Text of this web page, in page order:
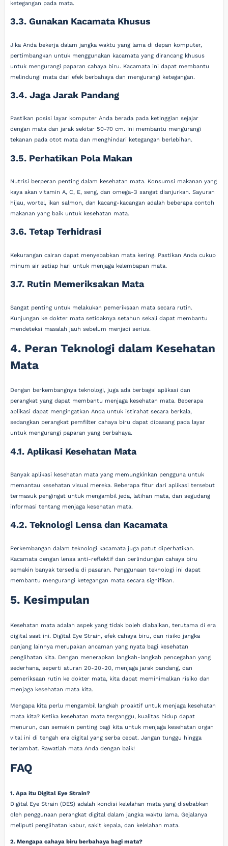
ketegangan pada mata.
3.3. Gunakan Kacamata Khusus
Jika Anda bekerja dalam jangka waktu yang lama di depan komputer,
pertimbangkan untuk menggunakan kacamata yang dirancang khusus
untuk mengurangi paparan cahaya biru. Kacamata ini dapat membantu
melindungi mata dari efek berbahaya dan mengurangi ketegangan.
3.4. Jaga Jarak Pandang
Pastikan posisi layar komputer Anda berada pada ketinggian sejajar
dengan mata dan jarak sekitar 50-70 cm. Ini membantu mengurangi
tekanan pada otot mata dan menghindari ketegangan berlebihan.
3.5. Perhatikan Pola Makan
Nutrisi berperan penting dalam kesehatan mata. Konsumsi makanan yang
kaya akan vitamin A, C, E, seng, dan omega-3 sangat dianjurkan. Sayuran
hijau, wortel, ikan salmon, dan kacang-kacangan adalah beberapa contoh
makanan yang baik untuk kesehatan mata.
3.6. Tetap Terhidrasi
Kekurangan cairan dapat menyebabkan mata kering. Pastikan Anda cukup
minum air setiap hari untuk menjaga kelembapan mata.
3.7. Rutin Memeriksakan Mata
Sangat penting untuk melakukan pemeriksaan mata secara rutin.
Kunjungan ke dokter mata setidaknya setahun sekali dapat membantu
mendeteksi masalah jauh sebelum menjadi serius.
4. Peran Teknologi dalam Kesehatan
Mata
Dengan berkembangnya teknologi, juga ada berbagai aplikasi dan
perangkat yang dapat membantu menjaga kesehatan mata. Beberapa
aplikasi dapat mengingatkan Anda untuk istirahat secara berkala,
sedangkan perangkat pemfilter cahaya biru dapat dipasang pada layar
untuk mengurangi paparan yang berbahaya.
4.1. Aplikasi Kesehatan Mata
Banyak aplikasi kesehatan mata yang memungkinkan pengguna untuk
memantau kesehatan visual mereka. Beberapa fitur dari aplikasi tersebut
termasuk pengingat untuk mengambil jeda, latihan mata, dan segudang
informasi tentang menjaga kesehatan mata.
4.2. Teknologi Lensa dan Kacamata
Perkembangan dalam teknologi kacamata juga patut diperhatikan.
Kacamata dengan lensa anti-reflektif dan perlindungan cahaya biru
semakin banyak tersedia di pasaran. Penggunaan teknologi ini dapat
membantu mengurangi ketegangan mata secara signifikan.
5. Kesimpulan
Kesehatan mata adalah aspek yang tidak boleh diabaikan, terutama di era
digital saat ini. Digital Eye Strain, efek cahaya biru, dan risiko jangka
panjang lainnya merupakan ancaman yang nyata bagi kesehatan
penglihatan kita. Dengan menerapkan langkah-langkah pencegahan yang
sederhana, seperti aturan 20-20-20, menjaga jarak pandang, dan
pemeriksaan rutin ke dokter mata, kita dapat meminimalkan risiko dan
menjaga kesehatan mata kita.
Mengapa kita perlu mengambil langkah proaktif untuk menjaga kesehatan
mata kita? Ketika kesehatan mata terganggu, kualitas hidup dapat
menurun, dan semakin penting bagi kita untuk menjaga kesehatan organ
vital ini di tengah era digital yang serba cepat. Jangan tunggu hingga
terlambat. Rawatlah mata Anda dengan baik!
FAQ
1. Apa itu Digital Eye Strain?
Digital Eye Strain (DES) adalah kondisi kelelahan mata yang disebabkan
oleh penggunaan perangkat digital dalam jangka waktu lama. Gejalanya
meliputi penglihatan kabur, sakit kepala, dan kelelahan mata.
2. Mengapa cahaya biru berbahaya bagi mata?